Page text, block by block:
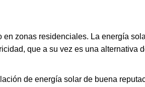
zonas residenciales. La energía
que a su vez es una alternativa
de energía solar de buena